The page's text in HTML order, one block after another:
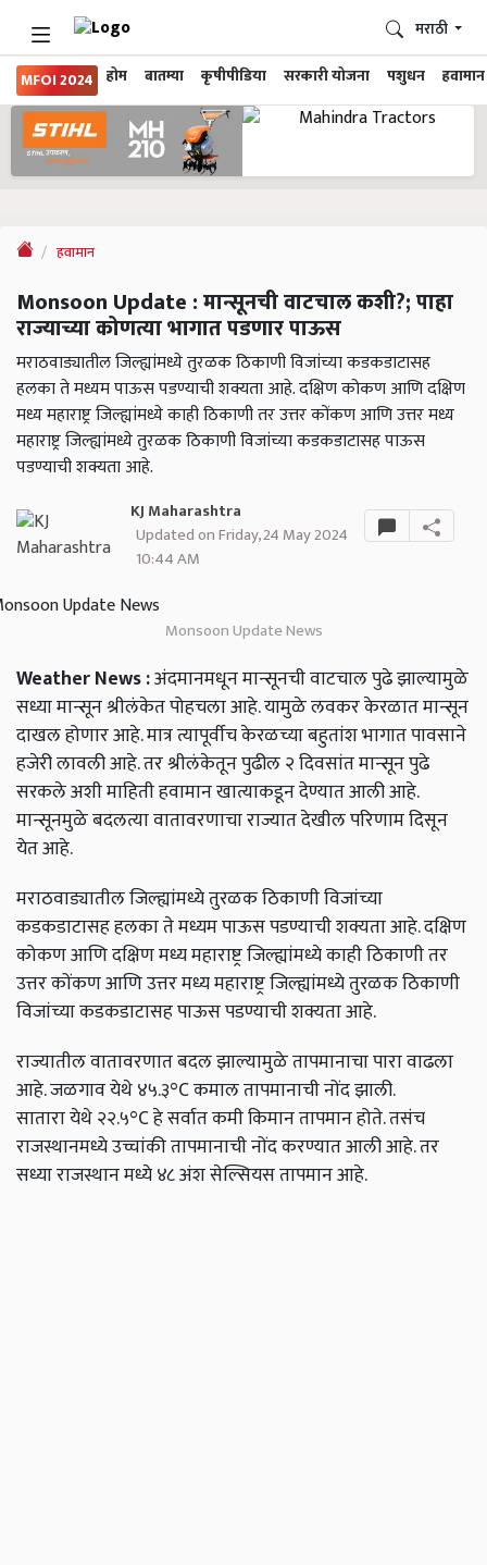
MFOI 2024 होम बातम्या कृषीपीडिया सरकारी योजना पशुधन हवामान
मराठी
हवामान
Monsoon Update : मान्सूनची वाटचाल कशी?; पाहा
राज्याच्या कोणत्या भागात पडणार पाऊस
मराठवाड्यातील जिल्ह्यांमध्ये तुरळक ठिकाणी विजांच्या कडकडाटासह
हलका ते मध्यम पाऊस पडण्याची शक्यता आहे. दक्षिण कोकण आणि दक्षिण
मध्य महाराष्ट्र जिल्ह्यांमध्ये काही ठिकाणी तर उत्तर कोंकण आणि उत्तर मध्य
महाराष्ट्र जिल्ह्यांमध्ये तुरळक ठिकाणी विजांच्या कडकडाटासह पाऊस
पडण्याची शक्यता आहे.
KJ Maharashtra
Updated on Friday, 24 May 2024
10:44 AM
Monsoon Update News
Weather News :अंदमानमधून मान्सूनची वाटचाल पुढे झाल्यामुळे
सध्या मान्सून श्रीलंकेत पोहचला आहे. यामुळे लवकर केरळात मान्सून
दाखल होणार आहे. मात्र त्यापूर्वीच केरळच्या बहुतांश भागात पावसाने
हजेरी लावली आहे. तर श्रीलंकेतून पुढील २ दिवसांत मान्सून पुढे
सरकले अशी माहिती हवामान खात्याकडून देण्यात आली आहे.
मान्सूनमुळे बदलत्या वातावरणाचा राज्यात देखील परिणाम दिसून
येत आहे.
मराठवाड्यातील जिल्ह्यांमध्ये तुरळक ठिकाणी विजांच्या
कडकडाटासह हलका ते मध्यम पाऊस पडण्याची शक्यता आहे. दक्षिण
कोकण आणि दक्षिण मध्य महाराष्ट्र जिल्ह्यांमध्ये काही ठिकाणी तर
उत्तर कोंकण आणि उत्तर मध्य महाराष्ट्र जिल्ह्यांमध्ये तुरळक ठिकाणी
विजांच्या कडकडाटासह पाऊस पडण्याची शक्यता आहे.
राज्यातील वातावरणात बदल झाल्यामुळे तापमानाचा पारा वाढला
आहे. जळगाव येथे ४५.३°C कमाल तापमानाची नोंद झाली.
सातारा येथे २२.५°C हे सर्वात कमी किमान तापमान होते. तसंच
राजस्थानमध्ये उच्चांकी तापमानाची नोंद करण्यात आली आहे. तर
सध्या राजस्थान मध्ये ४८ अंश सेल्सियस तापमान आहे.